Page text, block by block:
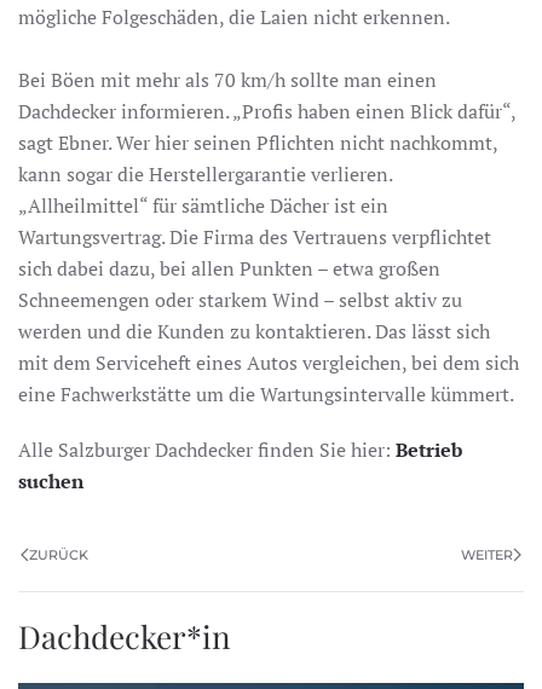
mögliche Folgeschäden, die Laien nicht erkennen.
Bei Böen mit mehr als 70 km/h sollte man einen
Dachdecker informieren. „Profis haben einen Blick dafür“,
sagt Ebner. Wer hier seinen Pflichten nicht nachkommt,
kann sogar die Herstellergarantie verlieren.
„Allheilmittel“ für sämtliche Dächer ist ein
Wartungsvertrag. Die Firma des Vertrauens verpflichtet
sich dabei dazu, bei allen Punkten – etwa großen
Schneemengen oder starkem Wind – selbst aktiv zu
werden und die Kunden zu kontaktieren. Das lässt sich
mit dem Serviceheft eines Autos vergleichen, bei dem sich
eine Fachwerkstätte um die Wartungsintervalle kümmert.
Alle Salzburger Dachdecker finden Sie hier: Betrieb
suchen
ZURÜCK WEITER
Dachdecker*in